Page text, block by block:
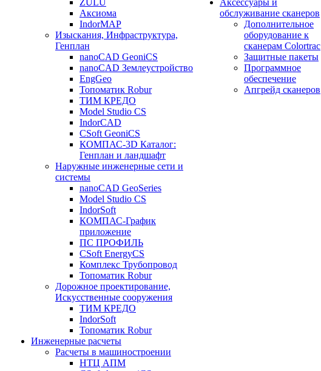
ZULU
Аксиома
IndorMAP
Изыскания, Инфраструктура,
Генплан
nanoCAD GeoniCS
nanoCAD Землеустройство
EngGeo
Топоматик Robur
ТИМ КРЕДО
Model Studio CS
IndorCAD
CSoft GeoniCS
КОМПАС-3D Каталог:
Генплан и ландшафт
Наружные инженерные сети и
системы
nanoCAD GeoSeries
Model Studio CS
IndorSoft
КОМПАС-График
приложение
ПС ПРОФИЛЬ
CSoft EnergyCS
Комплекс Трубопровод
Топоматик Robur
Дорожное проектирование,
Искусственные сооружения
ТИМ КРЕДО
IndorSoft
Топоматик Robur
Инженерные расчеты
Расчеты в машиностроении
НТЦ АПМ
Аксессуары и
обслуживание сканеров
Дополнительное
оборудование к
сканерам Colortrac
Защитные пакеты
Программное
обеспечение
Апгрейд сканеров